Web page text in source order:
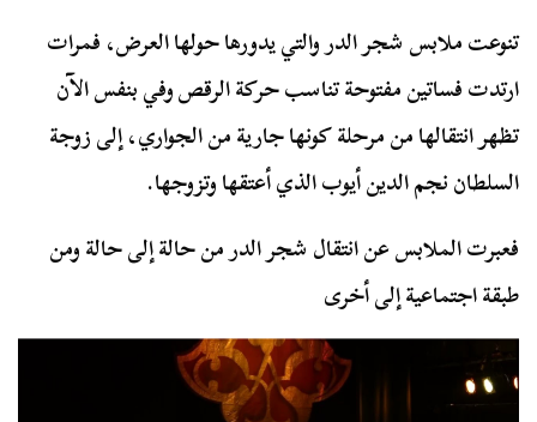
تنوعت ملابس شجر الدر والتي يدورها حولها العرض، فمرات
ارتدت فساتين مفتوحة تناسب حركة الرقص وفي بنفس الآن
تظهر انتقالها من مرحلة كونها جارية من الجواري، إلى زوجة
السلطان نجم الدين أيوب الذي أعتقها وتزوجها.
فعبرت الملابس عن انتقال شجر الدر من حالة إلى حالة ومن
طبقة اجتماعية إلى أخرى